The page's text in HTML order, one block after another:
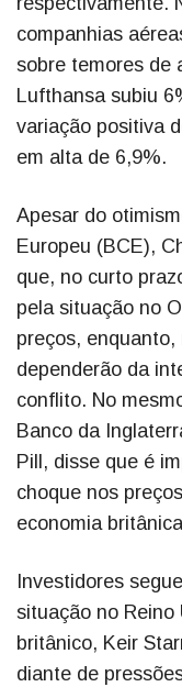
companhias
sobre temores de
Lufthansa subiu
variação positiva
em alta de 6,9%.
Apesar do
Europeu (BCE),
que, no curto
pela situação no
preços,
dependerão da
conflito. No
Banco da
Pill, disse que é
choque nos
economia
Investidores
situação no Reino
britânico, Keir
diante de